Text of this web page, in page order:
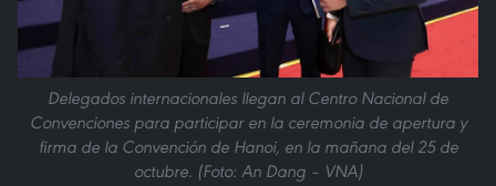
Delegados internacionales llegan al Centro Nacional de
Convenciones para participar en la ceremonia de apertura y
firma de la Convención de Hanoi, en la mañana del 25 de
octubre. (Foto: An Dang – VNA)